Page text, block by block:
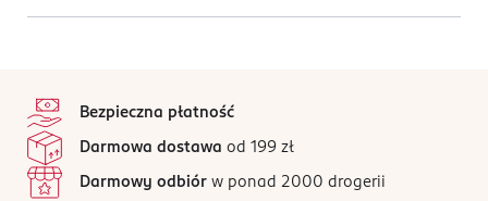
Bezpieczna płatność
Darmowa dostawa od 199 zł
Darmowy odbiór w ponad 2000 drogerii